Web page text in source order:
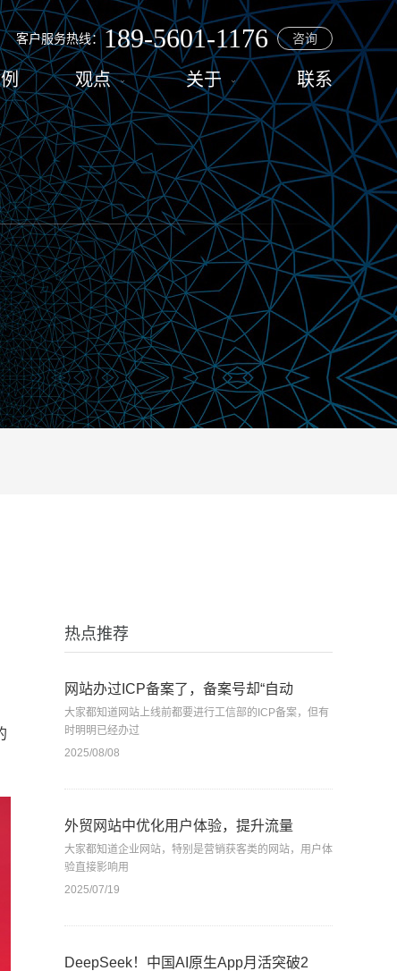
客户服务热线： 咨询
189-5601-1176
序 营销推广 配套服务
观点 
讯 观点分享 常见问题
关于 
瑞 合作流程 人才招聘
联系
热点推荐
网站办过ICP备案了，备案号却“自动
大家都知道网站上线前都要进行工信部的ICP备案，但有
时明明已经办过
2025/08/08
外贸网站中优化用户体验，提升流量
大家都知道企业网站，特别是营销获客类的网站，用户体
验直接影响用
2025/07/19
DeepSeek！中国AI原生App月活突破2